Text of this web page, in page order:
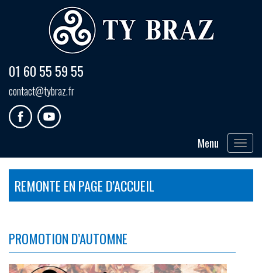
01 60 55 59 55
contact@tybraz.fr
Toggle
Menu
REMONTE EN PAGE D’ACCUEIL
PROMOTION D’AUTOMNE